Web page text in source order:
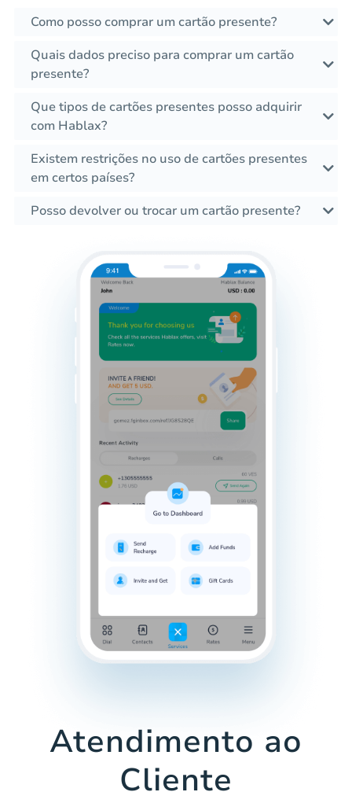
Como posso comprar um cartão presente?
Quais dados preciso para comprar um cartão
presente?
Que tipos de cartões presentes posso adquirir
com Hablax?
Existem restrições no uso de cartões presentes
em certos países?
Posso devolver ou trocar um cartão presente?
Atendimento ao
Cliente